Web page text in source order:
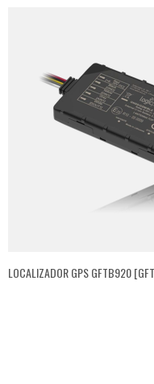
LOCALIZADOR GPS GFTB920